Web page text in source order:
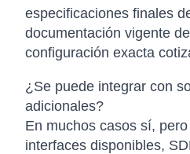
especificaciones finales
documentación vigente
configuración exacta
¿Se puede integrar con
adicionales?
En muchos casos sí,
interfaces disponibles,